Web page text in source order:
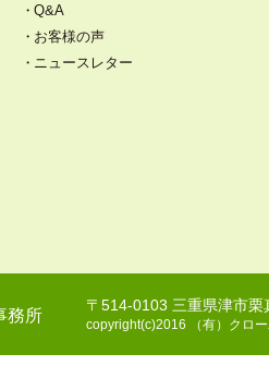
Q&A
お客様の声
ニュースレター
務所
〒514-0103 三重県津市
copyright(c)2016 （有）クロ